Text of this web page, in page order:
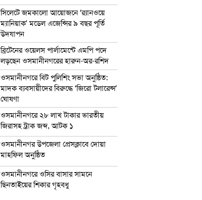
সিলেটে জমকালো আয়োজনে ‘র‍্যানওয়ে
ম্যানিয়াক’ মডেল এজেন্সির ৯ বছর পূর্তি
উদযাপন
ব্রিটেনের ওয়েলস পার্লামেন্টে এমপি পদে
লড়ছেন ওসমানীনগরের হারুন-অর-রশিদ
ওসমানীনগরে বিট পুলিশিং সভা অনুষ্ঠিত:
মাদক ব্যবসায়ীদের বিরুদ্ধে ‘জিরো টলারেন্স’
ঘোষণা
ওসমানীনগরে ২৮ লাখ টাকার ভারতীয়
জিরাসহ ট্রাক জব্দ, আটক ১
ওসমানীনগর উপজেলা প্রেসক্লাবে দোয়া
মাহফিল অনুষ্ঠিত
ওসমানীনগরে ওসির বাসার সামনে
ছিনতাইয়ের শিকার গৃহবধু